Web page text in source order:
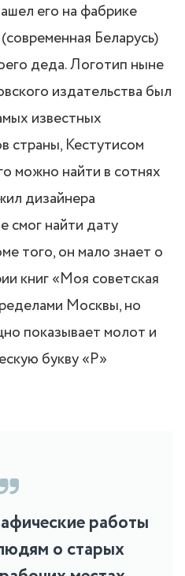
его на фабрике
Беларусь)
деда. Логотип ныне
издательства был
известных
страны, Кестутисом
можно найти в сотнях
дизайнера
смог найти дату
того, он мало знает о
книг «Моя советская
Москвы, но
показывает молот и
букву «P»
работы
о старых